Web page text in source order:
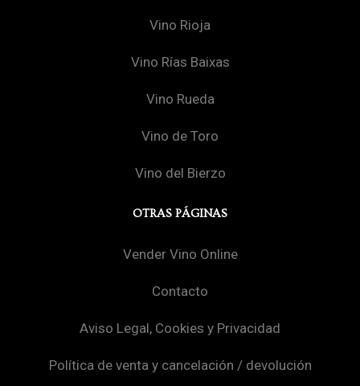
Vino Rioja
Vino Rías Baixas
Vino Rueda
Vino de Toro
Vino del Bierzo
OTRAS PÁGINAS
Vender Vino Online
Contacto
Aviso Legal, Cookies y Privacidad
Política de venta y cancelación / devolución